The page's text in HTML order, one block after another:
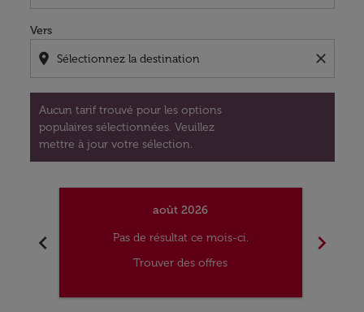
Vers
location_on close
Aucun tarif trouvé pour les options
populaires sélectionnées. Veuillez
mettre à jour votre sélection.
chevron_left
août 2026
Pas de résultat ce mois-ci.
Trouver des offres
chevron_right